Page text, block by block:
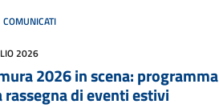
COMUNICATI
2026
2026 in scena: programma
rassegna di eventi estivi